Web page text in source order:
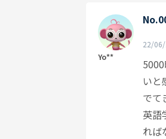
Yo**
22/06/
いと
でて
英語
れば